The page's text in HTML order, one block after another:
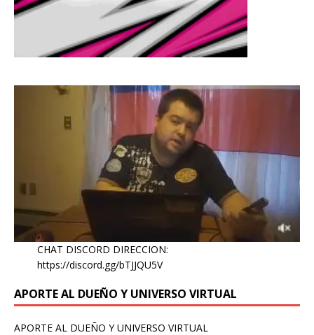
CHAT DISCORD DIRECCION:
https://discord.gg/bTJJQU5V
APORTE AL DUEÑO Y UNIVERSO VIRTUAL
APORTE AL DUEÑO Y UNIVERSO VIRTUAL